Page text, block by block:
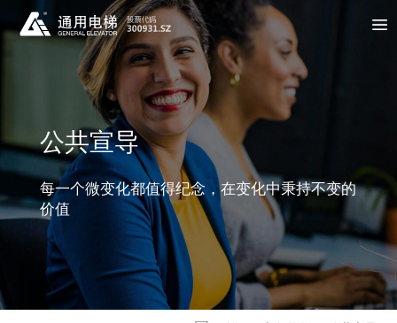
公共宣导
每一个微变化都值得纪念，在变化中秉持不变的
价值